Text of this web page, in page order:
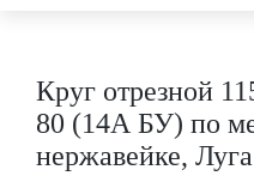
Круг отрезной
80 (14А БУ) по
нержавейке, Луга